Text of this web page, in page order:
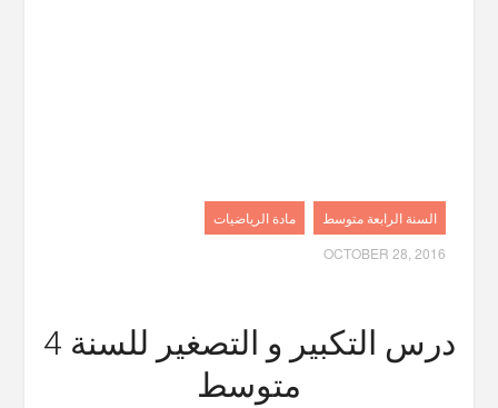
السنة الرابعة متوسط
مادة الرياضيات
OCTOBER 28, 2016
درس التكبير و التصغير للسنة 4
متوسط